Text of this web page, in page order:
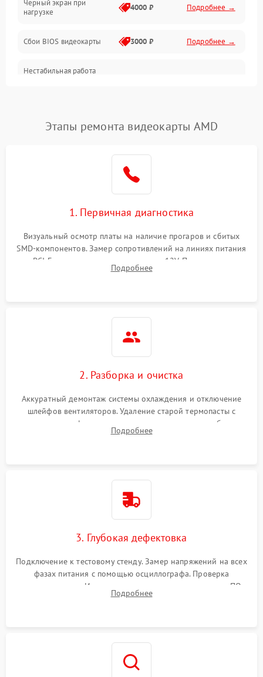
Электропитание
ПО
Электронные компоненты
Общие поломки
Механические повреждения
Черный экран при
нагрузке
4000 ₽ Подробнее →
Сбои BIOS видеокарты 3000 ₽ Подробнее →
Нестабильная работа
Этапы ремонта видеокарты AMD
1. Первичная диагностика
Визуальный осмотр платы на наличие прогаров и сбитых
SMD-компонентов. Замер сопротивлений на линиях питания
PCI-E и дополнительных разъемах 12V. Проверка на
короткое замыкание основных дросселей питания GPU и
Подробнее
2. Разборка и очистка
Аккуратный демонтаж системы охлаждения и отключение
шлейфов вентиляторов. Удаление старой термопасты с
кристалла графического чипа и термопрокладок с банок
памяти и зоны VRM. Очистка платы от пыли и окислов.
Подробнее
3. Глубокая дефектовка
Подключение к тестовому стенду. Замер напряжений на всех
фазах питания с помощью осциллографа. Проверка
инициализации. Использование специализированного ПО
MATS
Подробнее